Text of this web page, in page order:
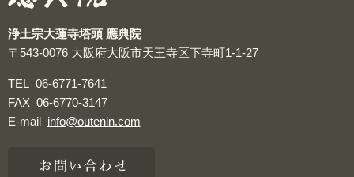
浄土宗大蓮寺塔頭 應典院
〒543-0076 大阪府大阪市天王寺区下寺町1-1-27
TEL 06-6771-7641
FAX 06-6770-3147
E-mail info@outenin.com
お問い合わせ